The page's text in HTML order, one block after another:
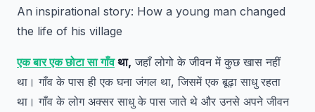
An inspirational story: How a young man changed
the life of his village
एक बार एक छोटा सा गाँवथा, जहाँ लोगो के जीवन में कुछ खास नहीं
था। गाँव के पास ही एक घना जंगल था, जिसमें एक बूढ़ा साधु रहता
था। गाँव के लोग अक्सर साधु के पास जाते थे और उनसे अपने जीवन